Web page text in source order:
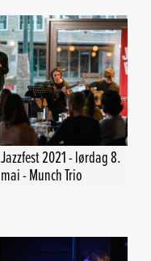
Jazzfest 2021 - lørdag 8.
mai - Munch Trio